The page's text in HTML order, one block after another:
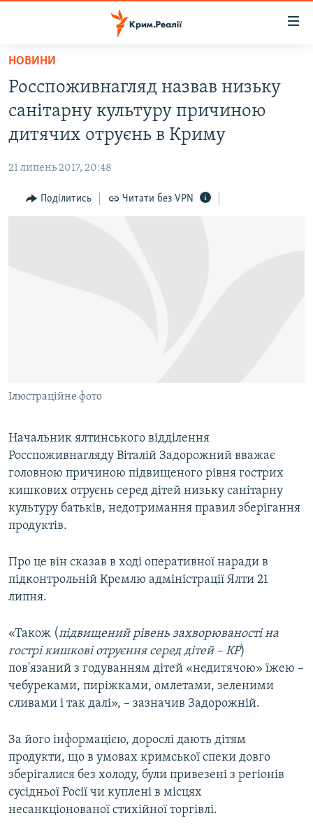
Перейти
основного
матеріалу
до
основної
Перейти
до
ВІДЕО ТА ФОТО
БЛОГИ
ПОГЛЯД
ІНФОГРАФІКА
ДОЛУЧАЙСЯ!
Усі сайти RFE/RL
НОВИНИ
Росспоживнагляд назвав низьку
санітарну культуру причиною
дитячих отруєнь в Криму
21 липень 2017, 20:48
Поділитись Читати без VPN
Ілюстраційне фото
Начальник ялтинського відділення
Росспоживнагляду Віталій Задорожний вважає
головною причиною підвищеного рівня гострих
кишкових отруєнь серед дітей низьку санітарну
культуру батьків, недотримання правил зберігання
продуктів.
Про це він сказав в ході оперативної наради в
підконтрольній Кремлю адміністрації Ялти 21
липня.
«Також (підвищений рівень захворюваності на
гострі кишкові отруєння серед дітей – КР)
пов'язаний з годуванням дітей «недитячою» їжею –
чебуреками, пиріжками, омлетами, зеленими
сливами і так далі», – зазначив Задорожній.
За його інформацією, дорослі дають дітям
продукти, що в умовах кримської спеки довго
зберігалися без холоду, були привезені з регіонів
сусідньої Росії чи куплені в місцях
несанкціонованої стихійної торгівлі.